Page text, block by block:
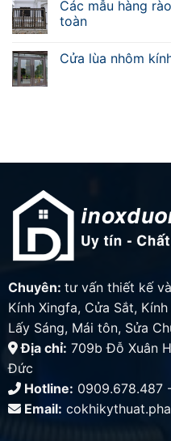
Các mẫu hàng
toàn
Cửa lùa nhôm
Chuyên: tư vấn thiết kế
Kính Xingfa, Cửa Sắt,
Lấy Sáng, Mái tôn, Sửa
Địa chỉ: 709b Đỗ Xuân
Đức
Hotline: 0909.678.487
Email: